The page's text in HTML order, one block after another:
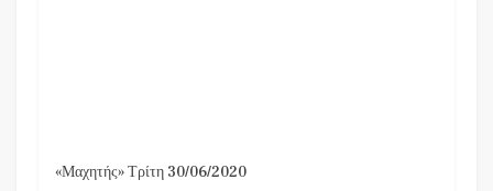
«Μαχητής» Τρίτη 30/06/2020